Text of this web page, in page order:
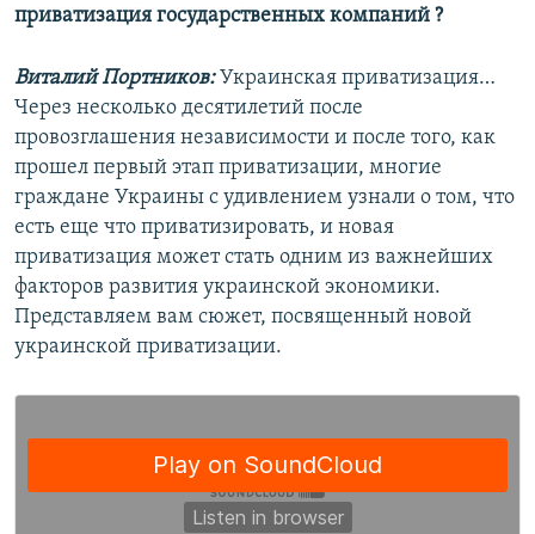
приватизация государственных компаний ?
Виталий Портников: Украинская приватизация…
Через несколько десятилетий после
провозглашения независимости и после того, как
прошел первый этап приватизации, многие
граждане Украины с удивлением узнали о том, что
есть еще что приватизировать, и новая
приватизация может стать одним из важнейших
факторов развития украинской экономики.
Представляем вам сюжет, посвященный новой
украинской приватизации.